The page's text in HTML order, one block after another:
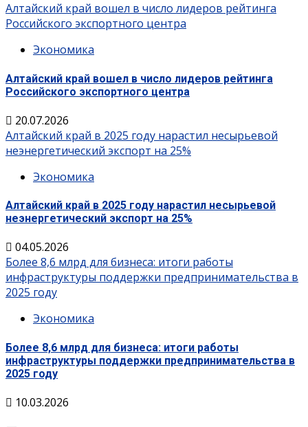
Алтайский край вошел в число лидеров рейтинга
Российского экспортного центра
Экономика
Алтайский край вошел в число лидеров рейтинга
Российского экспортного центра
20.07.2026
Алтайский край в 2025 году нарастил несырьевой
неэнергетический экспорт на 25%
Экономика
Алтайский край в 2025 году нарастил несырьевой
неэнергетический экспорт на 25%
04.05.2026
Более 8,6 млрд для бизнеса: итоги работы
инфраструктуры поддержки предпринимательства в
2025 году
Экономика
Более 8,6 млрд для бизнеса: итоги работы
инфраструктуры поддержки предпринимательства в
2025 году
10.03.2026